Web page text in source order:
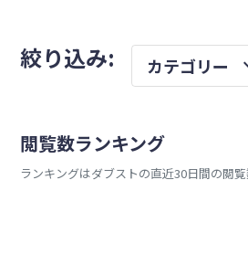
を
メ
サ
イ
ド
絞り込み: カテゴリー
閲覧数ランキング
ランキングはダブストの直近30日間の閲覧